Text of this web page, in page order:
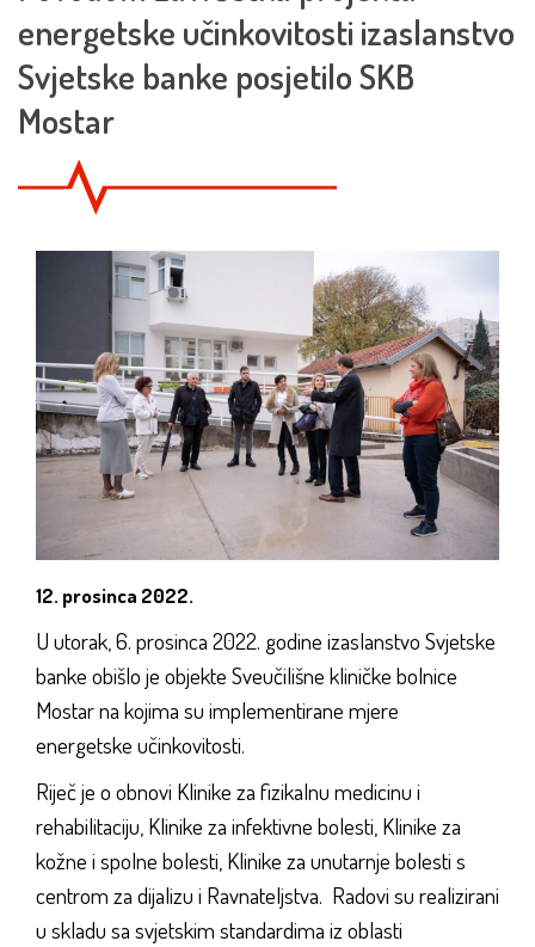
energetske učinkovitosti izaslanstvo
Svjetske banke posjetilo SKB
Mostar
12. prosinca 2022.
U utorak, 6. prosinca 2022. godine izaslanstvo Svjetske
banke obišlo je objekte Sveučilišne kliničke bolnice
Mostar na kojima su implementirane mjere
energetske učinkovitosti.
Riječ je o obnovi Klinike za fizikalnu medicinu i
rehabilitaciju, Klinike za infektivne bolesti, Klinike za
kožne i spolne bolesti, Klinike za unutarnje bolesti s
centrom za dijalizu i Ravnateljstva. Radovi su realizirani
u skladu sa svjetskim standardima iz oblasti